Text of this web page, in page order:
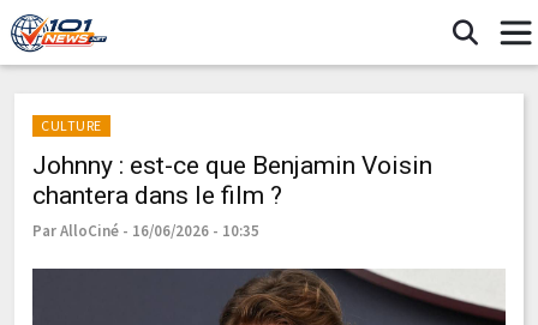
CULTURE
Johnny : est-ce que Benjamin Voisin
chantera dans le film ?
Par AlloCiné - 16/06/2026 - 10:35